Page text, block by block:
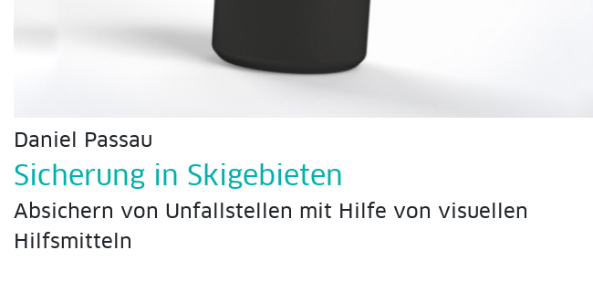
Daniel Passau
Sicherung in Skigebieten
Absichern von Unfallstellen mit Hilfe von visuellen
Hilfsmitteln